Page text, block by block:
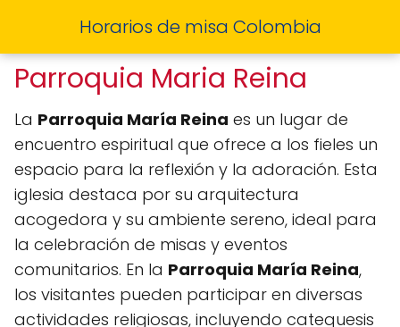
Horarios de misa Colombia
Parroquia Maria Reina
La Parroquia María Reina es un lugar de
encuentro espiritual que ofrece a los fieles un
espacio para la reflexión y la adoración. Esta
iglesia destaca por su arquitectura
acogedora y su ambiente sereno, ideal para
la celebración de misas y eventos
comunitarios. En la Parroquia María Reina,
los visitantes pueden participar en diversas
actividades religiosas, incluyendo catequesis